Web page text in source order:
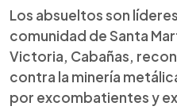
Los absueltos son
comunidad de Santa
Victoria, Cabañas,
contra la minería
por excombatientes y